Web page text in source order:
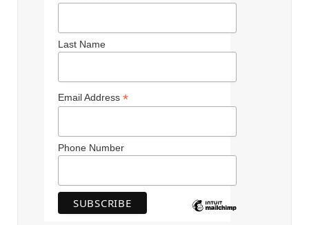
Last Name
Email Address *
Phone Number